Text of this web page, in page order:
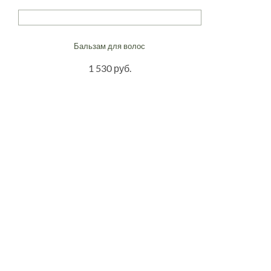
Бальзам для волос
1 530 руб.